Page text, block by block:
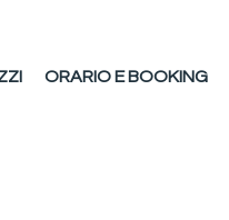
ORARIO E BOOKING